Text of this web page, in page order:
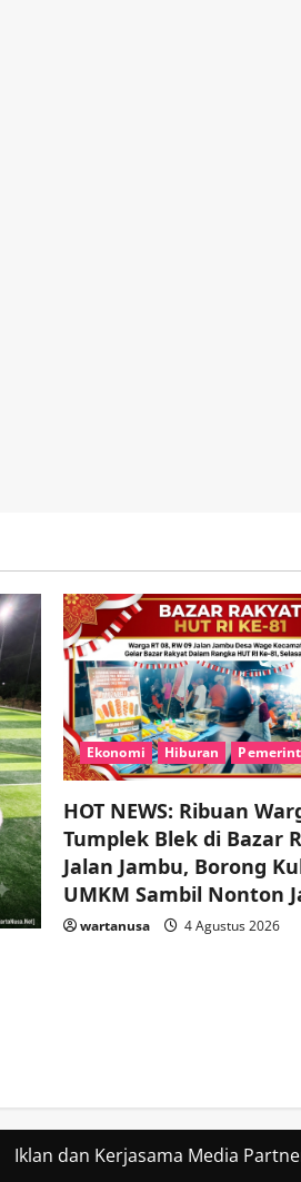
Ekonomi Hiburan
HOT NEWS: Ribuan
Tumplek Blek di Bazar
Jalan Jambu, Borong
UMKM Sambil Nonton
wartanusa 4 Agustus 2026
Iklan dan Kerjasama Media